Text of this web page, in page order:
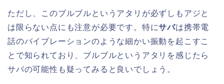
ただし、このブルブルというアタリが必ずしもアジと
は限らない点にも注意が必要です。特にサバは携帯電
話のバイブレーションのような細かい振動を起こすこ
とで知られており、ブルブルというアタリを感じたら
サバの可能性も疑ってみると良いでしょう。